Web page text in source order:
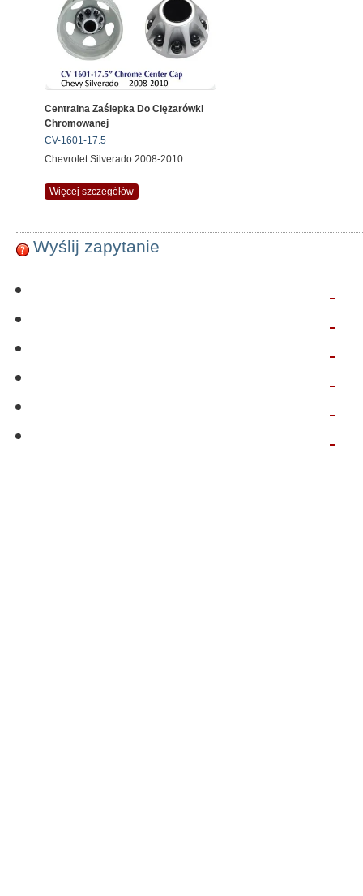
Centralna Zaślepka Do Ciężarówki
Chromowanej
CV-1601-17.5
Chevrolet Silverado 2008-2010
Więcej szczegółów
Wyślij zapytanie